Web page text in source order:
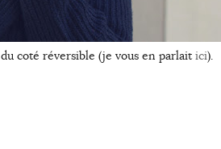
du coté réversible (je vous en parlaitici).